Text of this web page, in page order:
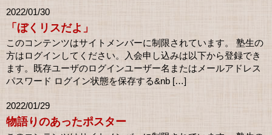
2022/01/30
「ぼくリスだよ」
このコンテンツはサイトメンバーに制限されています。 塾生の
方はログインしてください。入会申し込みは以下から登録でき
ます。既存ユーザのログインユーザー名またはメールアドレス
パスワード ログイン状態を保存する&nb […]
2022/01/29
物語りのあったポスター